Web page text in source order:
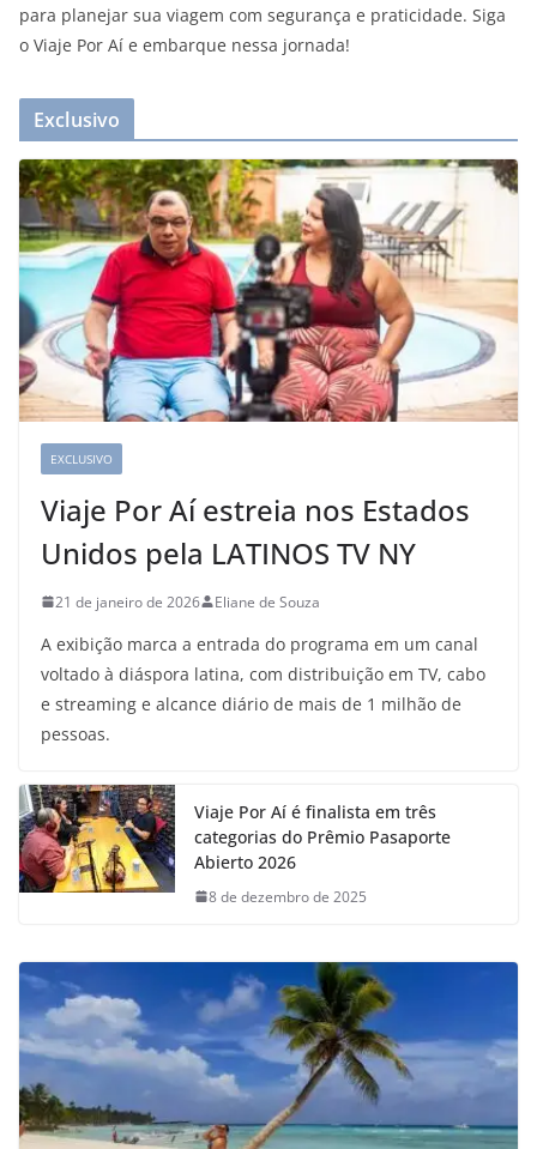
para planejar sua viagem com segurança e praticidade. Siga
o Viaje Por Aí e embarque nessa jornada!
Exclusivo
EXCLUSIVO
Viaje Por Aí estreia nos Estados
Unidos pela LATINOS TV NY
21 de janeiro de 2026 Eliane de Souza
A exibição marca a entrada do programa em um canal
voltado à diáspora latina, com distribuição em TV, cabo
e streaming e alcance diário de mais de 1 milhão de
pessoas.
Viaje Por Aí é finalista em três
categorias do Prêmio Pasaporte
Abierto 2026
8 de dezembro de 2025